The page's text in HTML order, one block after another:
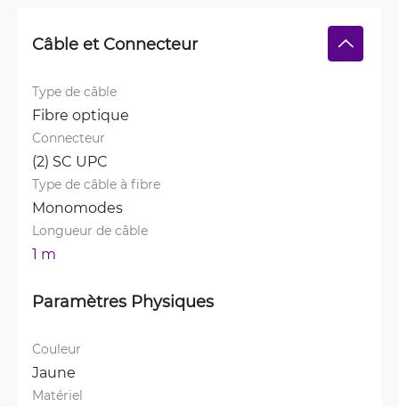
Câble et Connecteur
Type de câble
Fibre optique
Connecteur
(2) SC UPC
Type de câble à fibre
Monomodes
Longueur de câble
1 m
Paramètres Physiques
Couleur
Jaune
Matériel